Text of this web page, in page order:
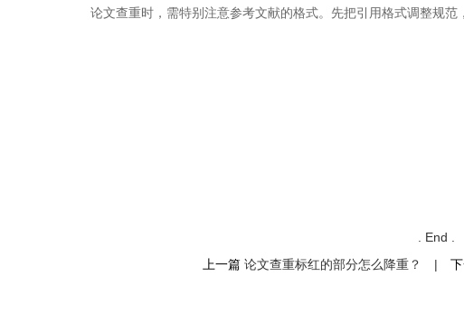
论文查重时，需特别注意参考文献的格式。先把引用格式调整规范
. End .
上一篇 论文查重标红的部分怎么降重？ |